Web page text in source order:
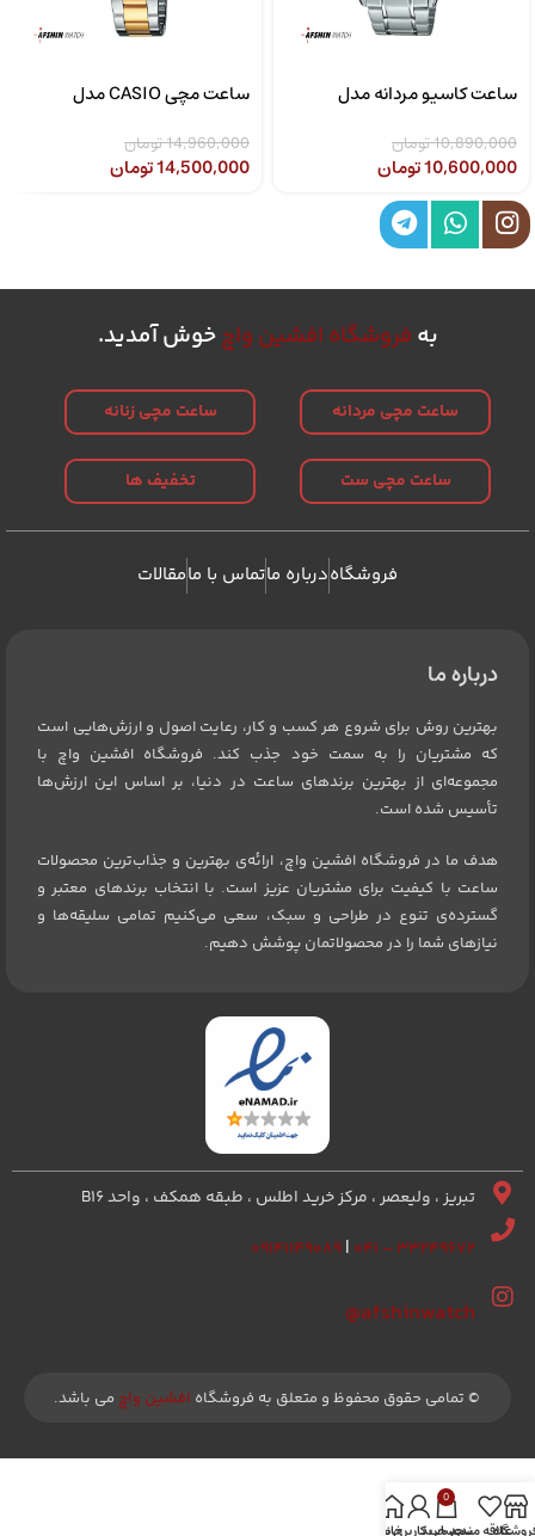
ساعت کاسیو مردانه مدل
10,890,000تومان
10,600,000تومان
ساعت مچی CASIO مدل
14,960,000تومان
14,500,000تومان
به فروشگاه افشین واچخوش آمدید.
ساعت مچی مردانه ساعت مچی زنانه
ساعت مچی ست تخفیف ها
فروشگاهدرباره ماتماس با مامقالات
درباره ما
بهترین روش برای شروع هر کسب و کار، رعایت اصول و ارزش‌هایی است
که مشتریان را به سمت خود جذب کند. فروشگاه افشین واچ با
مجموعه‌ای از بهترین برندهای ساعت در دنیا، بر اساس این ارزش‌ها
تأسیس شده است.
هدف ما در فروشگاه افشین واچ، ارائه‌ی بهترین و جذاب‌ترین محصولات
ساعت با کیفیت برای مشتریان عزیز است. با انتخاب برندهای معتبر و
گسترده‌ی تنوع در طراحی و سبک، سعی می‌کنیم تمامی سلیقه‌ها و
نیازهای شما را در محصولاتمان پوشش دهیم.
تبریز ، ولیعصر ، مرکز خرید اطلس ، طبقه همکف ، واحد B16
۳۳۲۴۹۶۷۲ – ۰۴۱
|۰۹۱۴۱۱۴۹۰۸۹
afshinwatch@
© تمامی حقوق محفوظ و متعلق به فروشگاه افشین واچ می باشد.
علاقه مندی
0
سبد خرید
حساب کاربری من
خانه